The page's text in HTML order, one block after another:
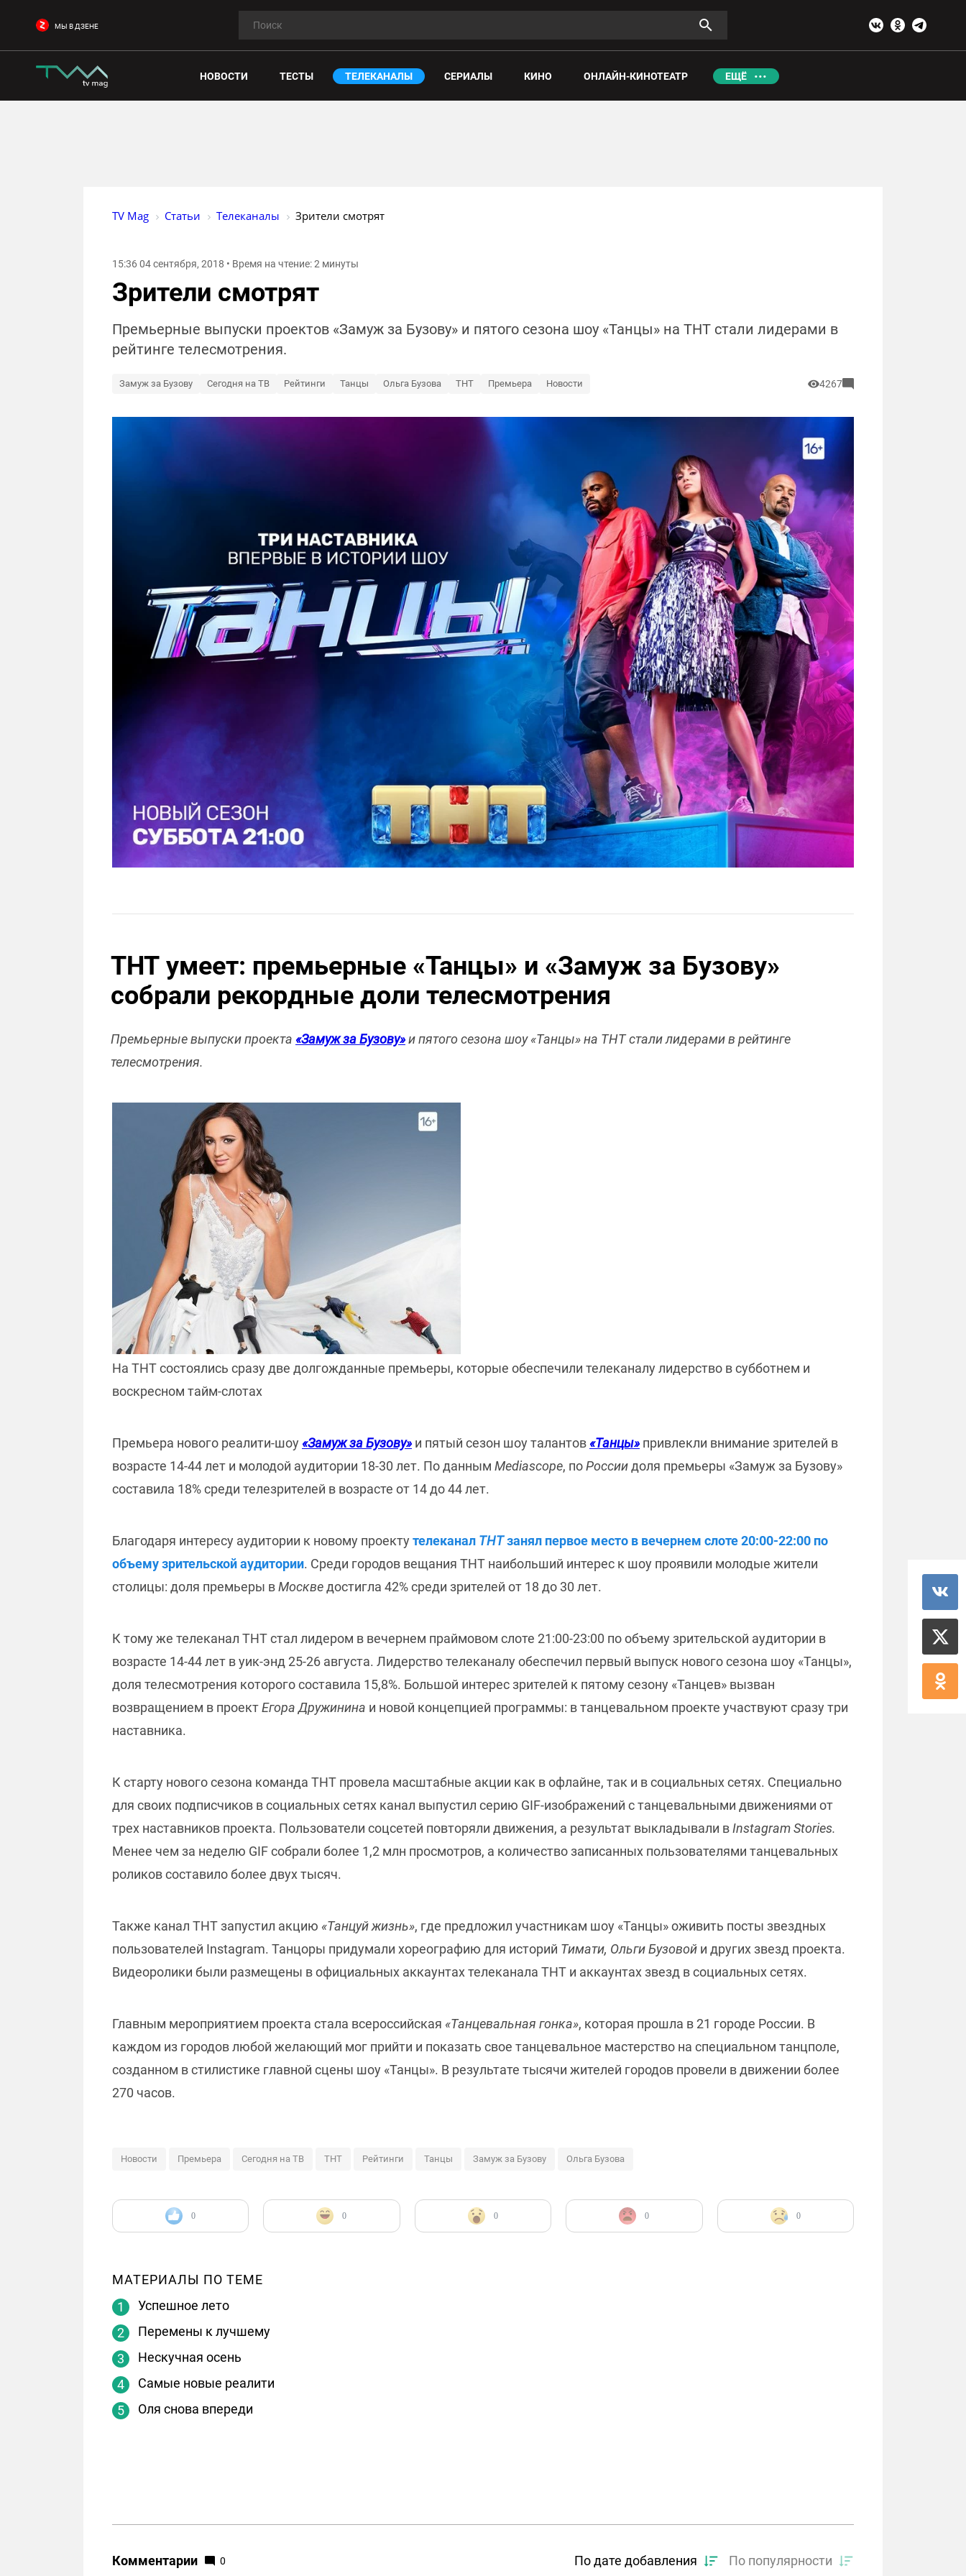
МЫ В ДЗЕНЕ
НОВОСТИ ТЕСТЫ ТЕЛЕКАНАЛЫ СЕРИАЛЫ КИНО ОНЛАЙН-КИНОТЕАТР ЕЩЁ
TV Mag Статьи Телеканалы Зрители смотрят
15:36 04 сентября, 2018 • Время на чтение: 2 минуты
Зрители смотрят
Премьерные выпуски проектов «Замуж за Бузову» и пятого сезона шоу «Танцы» на ТНТ стали лидерами в
рейтинге телесмотрения.
Замуж за Бузову Сегодня на ТВ Рейтинги Танцы Ольга Бузова ТНТ Премьера Новости 4267
ТНТ умеет: премьерные «Танцы» и «Замуж за Бузову»
собрали рекордные доли телесмотрения
Премьерные выпуски проекта «Замуж за Бузову»и пятого сезона шоу «Танцы» на ТНТ стали лидерами в рейтинге
телесмотрения.
На ТНТ состоялись сразу две долгожданные премьеры, которые обеспечили телеканалу лидерство в субботнем и
воскресном тайм-слотах
Премьера нового реалити-шоу«Замуж за Бузову»и пятый сезон шоу талантов«Танцы»привлекли внимание зрителей в
возрасте 14-44 лет и молодой аудитории 18-30 лет. По данным Mediascope, поРоссиидоля премьеры «Замуж за Бузову»
составила 18% среди телезрителей в возрасте от 14 до 44 лет.
Благодаря интересу аудитории к новому проектутелеканал ТНТзанял первое место в вечернем слоте 20:00-22:00 по
объему зрительской аудитории. Среди городов вещания ТНТ наибольший интерес к шоу проявили молодые жители
столицы: доля премьеры вМоскведостигла 42% среди зрителей от 18 до 30 лет.
К тому же телеканал ТНТ стал лидером в вечернем праймовом слоте 21:00-23:00 по объему зрительской аудитории в
возрасте 14-44 лет в уик-энд 25-26 августа. Лидерство телеканалу обеспечил первый выпуск нового сезона шоу «Танцы»,
доля телесмотрения которого составила 15,8%. Большой интерес зрителей к пятому сезону «Танцев» вызван
возвращением в проектЕгора Дружинина и новой концепцией программы: в танцевальном проекте участвуют сразу три
наставника.
К старту нового сезона команда ТНТ провела масштабные акции как в офлайне, так и в социальных сетях. Специально
для своих подписчиков в социальных сетях канал выпустил серию GIF-изображений с танцевальными движениями от
трех наставников проекта. Пользователи соцсетей повторяли движения, а результат выкладывали вInstagram Stories.
Менее чем за неделю GIF собрали более 1,2 млн просмотров, а количество записанных пользователями танцевальных
роликов составило более двух тысяч.
Также канал ТНТ запустил акцию «Танцуй жизнь», где предложил участникам шоу «Танцы» оживить посты звездных
пользователей Instagram. Танцоры придумали хореографию для историй Тимати, Ольги Бузовой и других звезд проекта.
Видеоролики были размещены в официальных аккаунтах телеканала ТНТ и аккаунтах звезд в социальных сетях.
Главным мероприятием проекта стала всероссийская «Танцевальная гонка», которая прошла в 21 городе России. В
каждом из городов любой желающий мог прийти и показать свое танцевальное мастерство на специальном танцполе,
созданном в стилистике главной сцены шоу «Танцы». В результате тысячи жителей городов провели в движении более
270 часов.
Новости Премьера Сегодня на ТВ ТНТ Рейтинги Танцы Замуж за Бузову Ольга Бузова
0 0 0 0 0
МАТЕРИАЛЫ ПО ТЕМЕ
Успешное лето
Перемены к лучшему
Нескучная осень
Самые новые реалити
Оля снова впереди
Комментарии 0 По дате добавления По популярности